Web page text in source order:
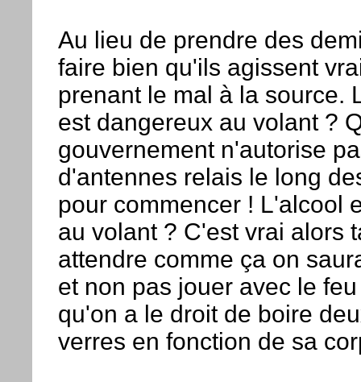
Au lieu de prendre des
faire bien qu'ils agissent
prenant le mal à la source.
est dangereux au volant ?
gouvernement n'autorise
d'antennes relais le long
pour commencer ! L'alcool
au volant ? C'est vrai alors
attendre comme ça on
et non pas jouer avec le
qu'on a le droit de boire
verres en fonction de sa